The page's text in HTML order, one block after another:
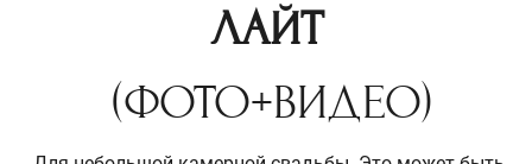
ЛАЙТ
(ФОТО+ВИДЕО)